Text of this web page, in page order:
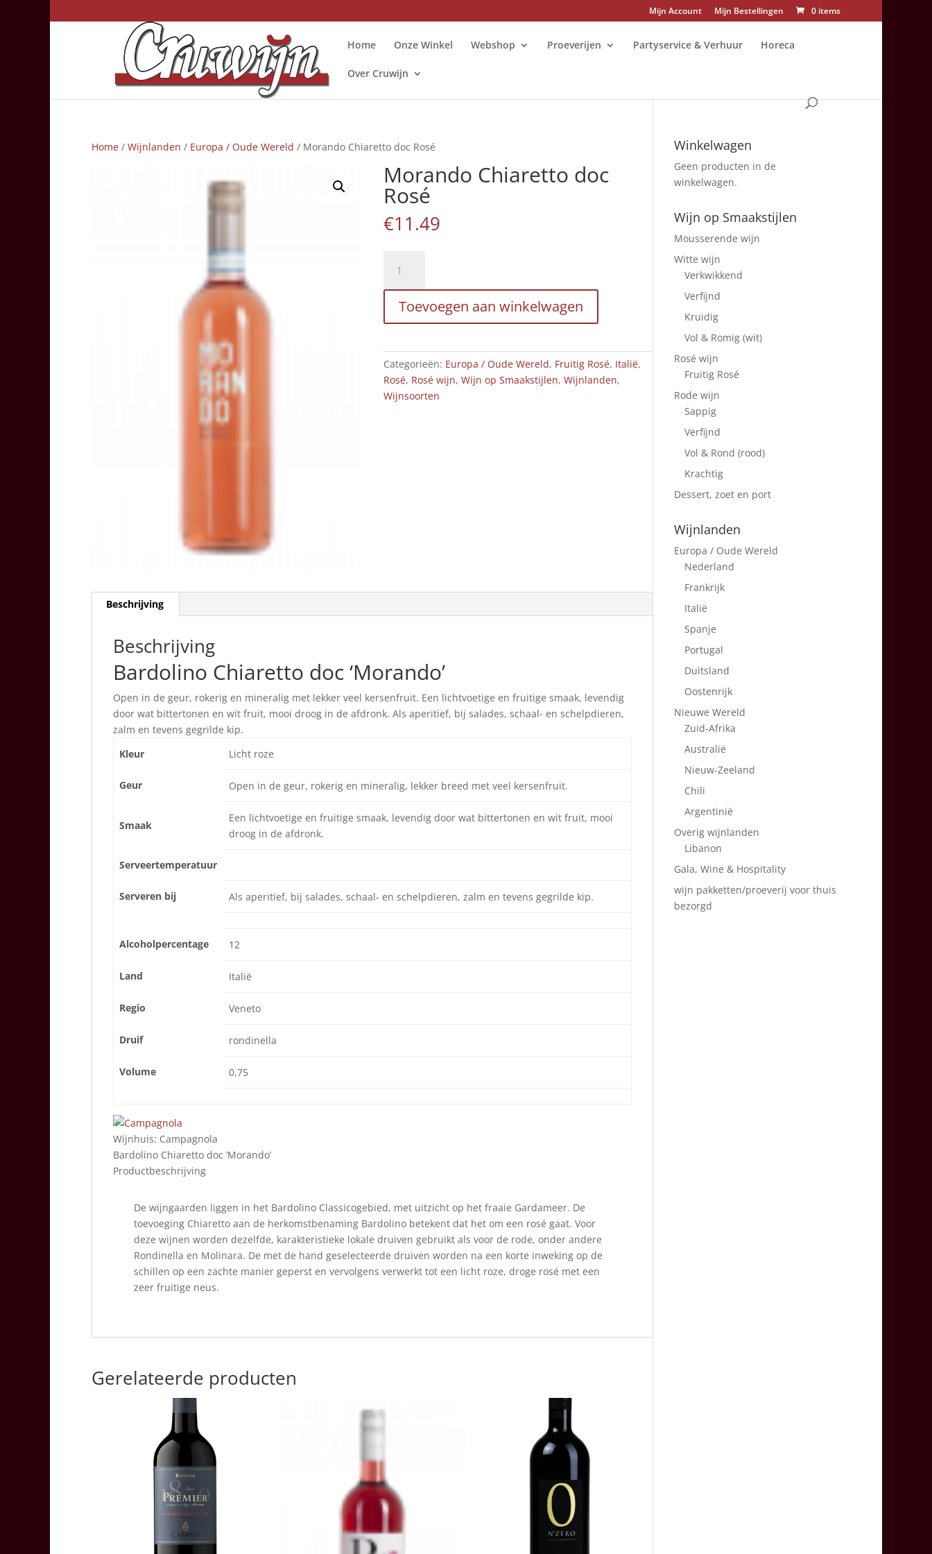
Mijn Account Mijn Bestellingen 0 items
Home Onze Winkel Webshop Proeverijen Partyservice & Verhuur Horeca
Over Cruwijn
Home / Wijnlanden / Europa / Oude Wereld / Morando Chiaretto doc Rosé
Morando Chiaretto doc
Rosé
€11.49
Chiaretto
doc
Rosé
aantal
Toevoegen aan winkelwagen
Categorieën: Europa / Oude Wereld, Fruitig Rosé, Italië,
Rosé, Rosé wijn,Wijn op Smaakstijlen,Wijnlanden,
Wijnsoorten
Beschrijving
Beschrijving
Bardolino Chiaretto doc ‘Morando’
Open in de geur, rokerig en mineralig met lekker veel kersenfruit. Een lichtvoetige en fruitige smaak, levendig
door wat bittertonen en wit fruit, mooi droog in de afdronk. Als aperitief, bij salades, schaal- en schelpdieren,
zalm en tevens gegrilde kip.
Kleur
Licht roze
Geur Open in de geur, rokerig en mineralig, lekker breed met veel kersenfruit.
Smaak
Een lichtvoetige en fruitige smaak, levendig door wat bittertonen en wit fruit, mooi
droog in de afdronk.
Serveertemperatuur
Serveren bij Als aperitief, bij salades, schaal- en schelpdieren, zalm en tevens gegrilde kip.
Alcoholpercentage 12
Land Italië
Regio Veneto
Druif rondinella
Volume 0,75
Wijnhuis: Campagnola
Bardolino Chiaretto doc ‘Morando’
Productbeschrijving
De wijngaarden liggen in het Bardolino Classicogebied, met uitzicht op het fraaie Gardameer. De
toevoeging Chiaretto aan de herkomstbenaming Bardolino betekent dat het om een rosé gaat. Voor
deze wijnen worden dezelfde, karakteristieke lokale druiven gebruikt als voor de rode, onder andere
Rondinella en Molinara. De met de hand geselecteerde druiven worden na een korte inweking op de
schillen op een zachte manier geperst en vervolgens verwerkt tot een licht roze, droge rosé met een
zeer fruitige neus.
Gerelateerde producten
Winkelwagen
Geen producten in de
winkelwagen.
Wijn op Smaakstijlen
Mousserende wijn
Witte wijn
Verkwikkend
Verfijnd
Kruidig
Vol & Romig (wit)
Rosé wijn
Fruitig Rosé
Rode wijn
Sappig
Verfijnd
Vol & Rond (rood)
Krachtig
Dessert, zoet en port
Wijnlanden
Europa / Oude Wereld
Nederland
Frankrijk
Italië
Spanje
Portugal
Duitsland
Oostenrijk
Nieuwe Wereld
Zuid-Afrika
Australië
Nieuw-Zeeland
Chili
Argentinië
Overig wijnlanden
Libanon
Gala, Wine & Hospitality
wijn pakketten/proeverij voor thuis
bezorgd